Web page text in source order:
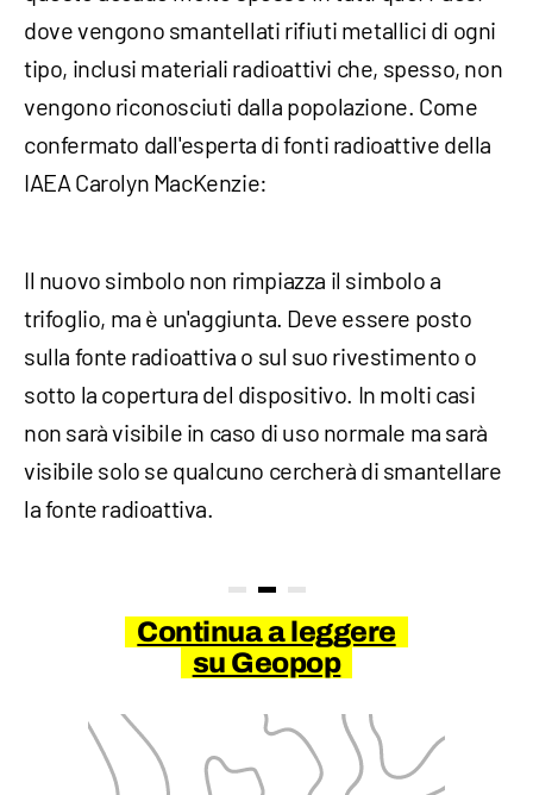
dove vengono smantellati rifiuti metallici di ogni
tipo, inclusi materiali radioattivi che, spesso, non
vengono riconosciuti dalla popolazione. Come
confermato dall'esperta di fonti radioattive della
IAEA Carolyn MacKenzie:
Il nuovo simbolo non rimpiazza il simbolo a
trifoglio, ma è un'aggiunta. Deve essere posto
sulla fonte radioattiva o sul suo rivestimento o
sotto la copertura del dispositivo. In molti casi
non sarà visibile in caso di uso normale ma sarà
visibile solo se qualcuno cercherà di smantellare
la fonte radioattiva.
Continua a leggere
su Geopop